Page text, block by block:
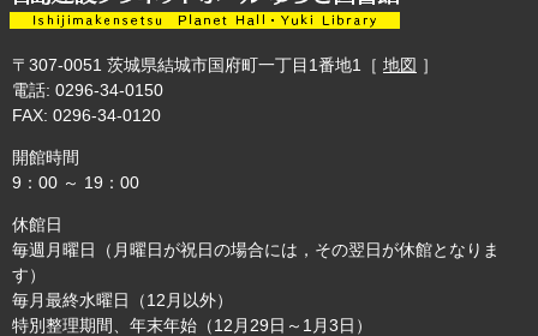
〒307-0051 茨城県結城市国府町一丁目1番地1 ［ 地図 ］
電話: 0296-34-0150
FAX: 0296-34-0120
開館時間
9：00 ～ 19：00
休館日
毎週月曜日（月曜日が祝日の場合には，その翌日が休館となりま
す）
毎月最終水曜日（12月以外）
特別整理期間、年末年始（12月29日～1月3日）